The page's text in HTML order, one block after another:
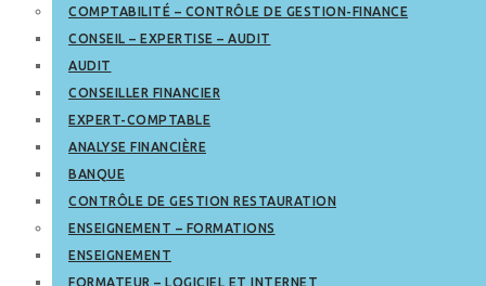
COMPTABILITÉ – CONTRÔLE DE GESTION-FINANCE
CONSEIL – EXPERTISE – AUDIT
AUDIT
CONSEILLER FINANCIER
EXPERT-COMPTABLE
ANALYSE FINANCIÈRE
BANQUE
CONTRÔLE DE GESTION RESTAURATION
ENSEIGNEMENT – FORMATIONS
ENSEIGNEMENT
FORMATEUR – LOGICIEL ET INTERNET